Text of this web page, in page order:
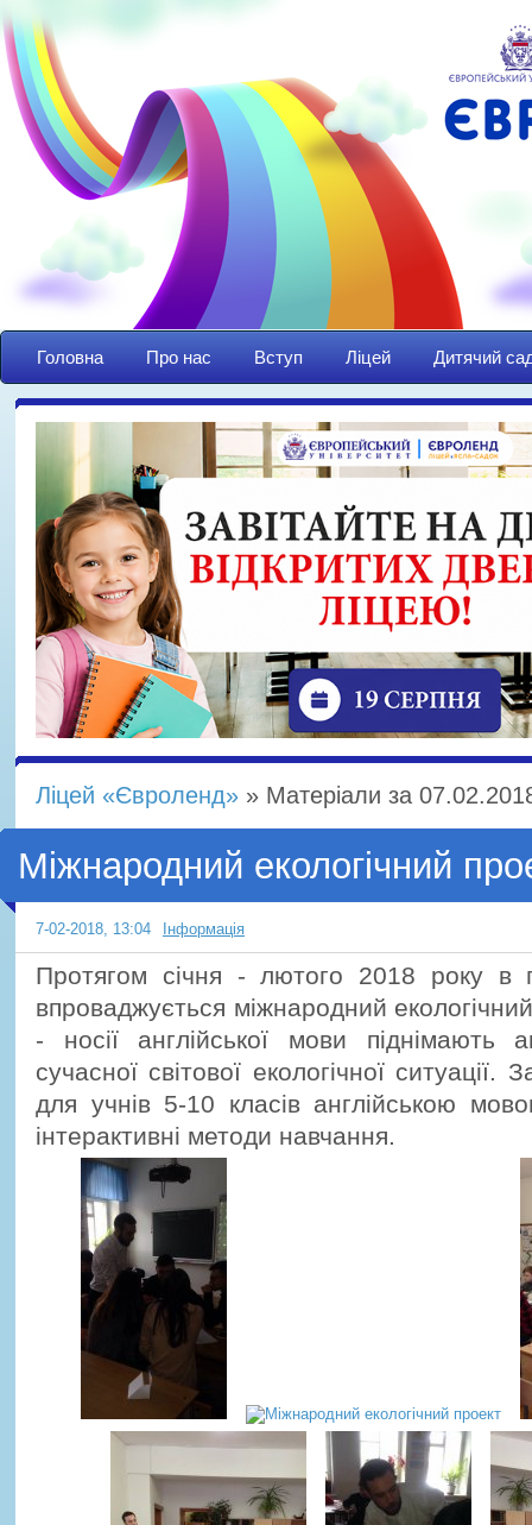
Головна Про нас Вступ Ліцей Дитячий
Ліцей «Євроленд» » Матеріали за
Міжнародний екологічний
7-02-2018, 13:04 Інформація
Протягом січня - лютого 2018 року в
впроваджується міжнародний
- носії англійської мови піднімають
сучасної світової екологічної ситуації.
для учнів 5-10 класів англійською
інтерактивні методи навчання.